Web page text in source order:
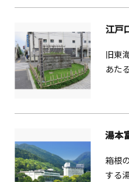
いま
なっ
江戸
旧東
あた
期の
伯
復元
湯本
箱根
する